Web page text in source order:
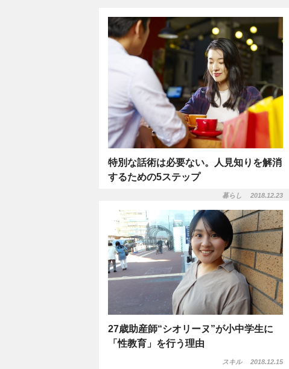
特別な話術は必要ない。人見知りを解消
するための5ステップ
暮らし 2018.12.23
27歳助産師“シオリーヌ”が小中学生に
「性教育」を行う理由
スキル 2018.12.15